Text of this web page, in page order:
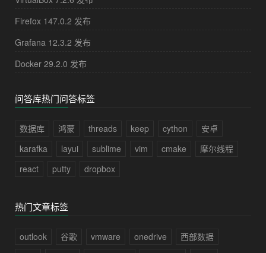
Firefox 147.0.2 发布
Grafana 12.3.2 发布
Docker 29.2.0 发布
问答库热门问答标签
数据库 鸿蒙 threads keep cython
安卓
karafka
layui sublime vim cmake
摩尔线程
react
putty dropbox
热门文章标签
outlook 谷歌 vmware onedrive
西部数据